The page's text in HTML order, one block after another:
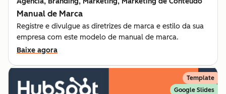
Manual de Marca
Registre e divulgue as diretrizes de marca e estilo da sua
empresa com este modelo de manual de marca.
Baixe agora
Template
Google Slides